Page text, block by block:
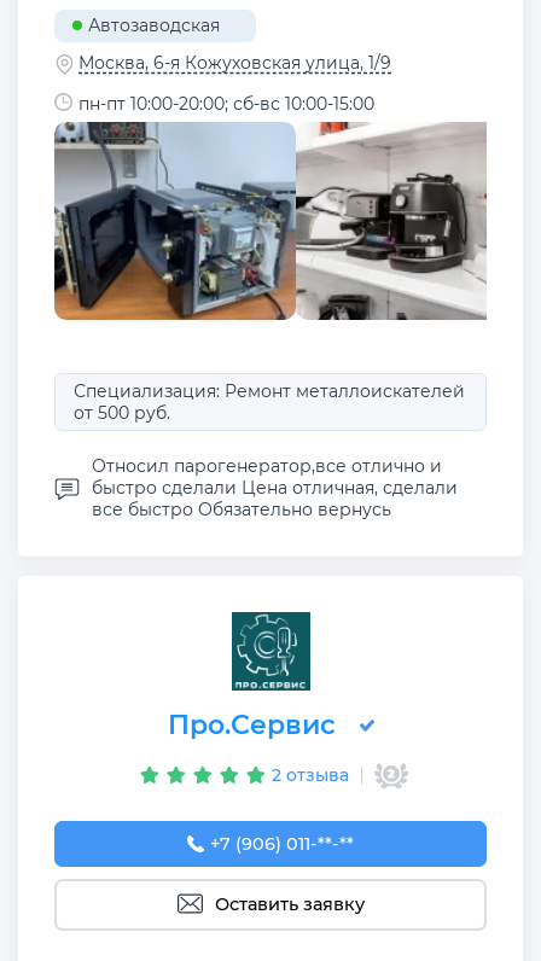
Автозаводская
Москва, 6-я Кожуховская улица, 1/9
пн-пт 10:00-20:00; сб-вс 10:00-15:00
Специализация: Ремонт металлоискателей
от 500 руб.
Относил парогенератор,все отлично и
быстро сделали Цена отличная, сделали
все быстро Обязательно вернусь
Про.Сервис
2 отзыва
+7 (906) 011-11-90
+7 (906) 011-**-**
Оставить заявку